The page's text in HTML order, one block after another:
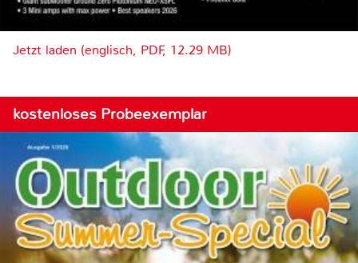
Jetzt laden (englisch, PDF, 12.29 MB)
kostenloses Probeexemplar